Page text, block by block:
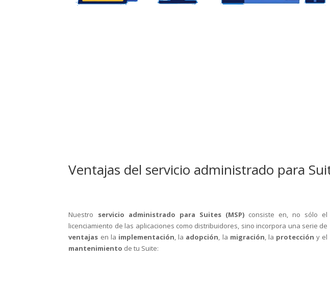
Ventajas del servicio administrado para
Nuestro servicio administrado para Suites (MSP)consiste en, no sólo el
licenciamiento de las aplicaciones como distribuidores, sino incorpora una serie de
ventajas en la implementación , la adopción , la migración , la protección y el
mantenimiento de tu Suite: